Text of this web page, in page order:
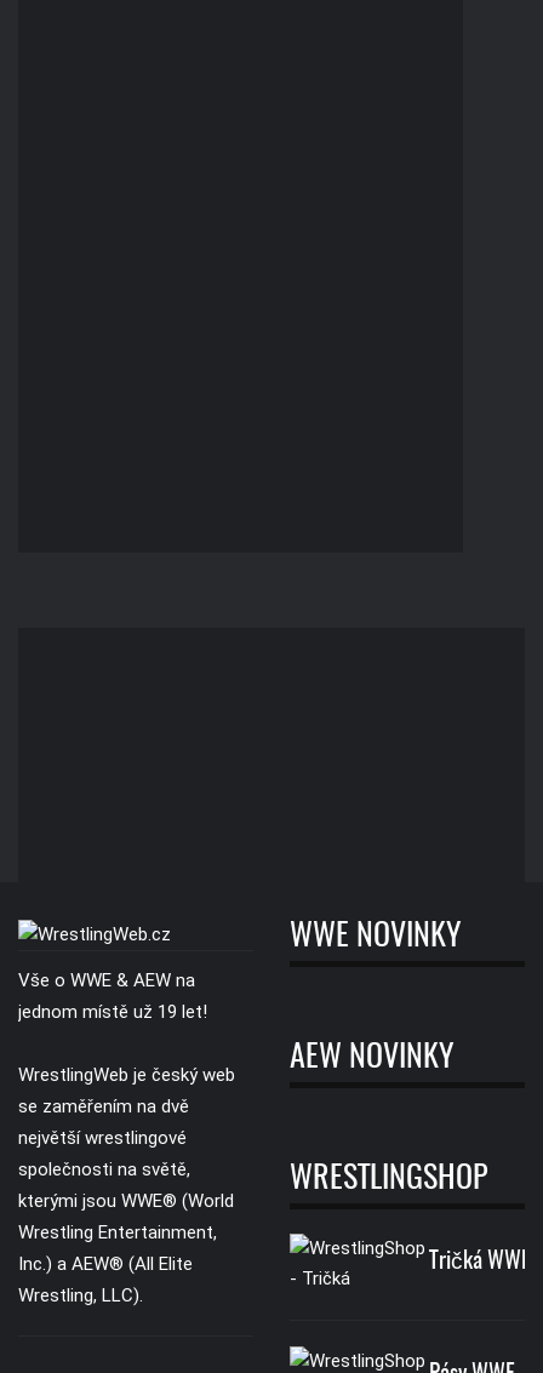
Vše o WWE & AEW na
jednom místě už 19 let!
WrestlingWeb je český web
se zaměřením na dvě
největší wrestlingové
společnosti na světě,
kterými jsou WWE® (World
Wrestling Entertainment,
Inc.) a AEW® (All Elite
Wrestling, LLC).
WWE NOVINKY
AEW NOVINKY
WRESTLINGSHOP
Tričká WWE